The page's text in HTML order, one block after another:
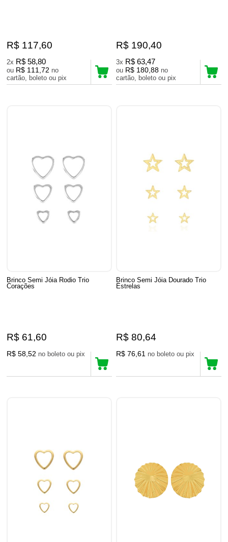
R$ 117,60
2x R$ 58,80
ou R$ 111,72 no
cartão, boleto ou pix
R$ 190,40
3x R$ 63,47
ou R$ 180,88 no
cartão, boleto ou pix
Brinco Semi Jóia Rodio Trio
Corações
R$ 61,60
R$ 58,52 no boleto ou pix
Brinco Semi Jóia Dourado Trio
Estrelas
R$ 80,64
R$ 76,61 no boleto ou pix